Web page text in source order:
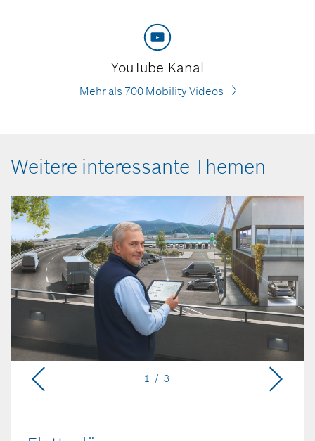
YouTube-Kanal
Mehr als 700 Mobility Videos
Weitere interessante Themen
1 / 3